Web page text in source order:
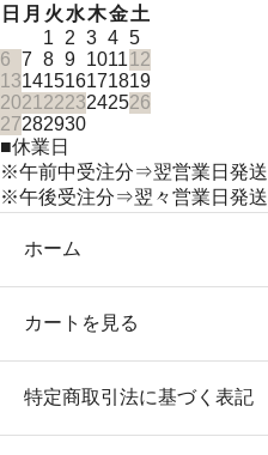
日 月 火 水木金土
1
2 3 4 5
6 7 8 9 101112
13141516171819
2021 2223242526
27282930
■休業日
※午前中受注分⇒翌営業日発送
※午後受注分⇒翌々営業日発送
ホーム
カートを見る
特定商取引法に基づく表記